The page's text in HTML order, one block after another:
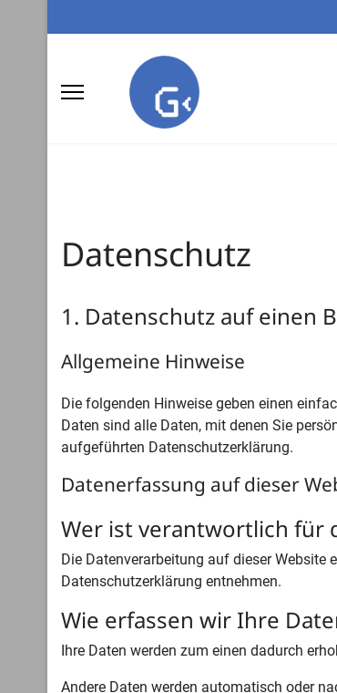
Datenschutz
1. Datenschutz auf einen
Allgemeine Hinweise
Die folgenden Hinweise geben einen
Daten sind alle Daten, mit denen Sie
aufgeführten Datenschutzerklärung.
Datenerfassung auf dieser
Wer ist verantwortlich für
Die Datenverarbeitung auf dieser Website
Datenschutzerklärung entnehmen.
Wie erfassen wir Ihre
Ihre Daten werden zum einen dadurch
Andere Daten werden automatisch oder